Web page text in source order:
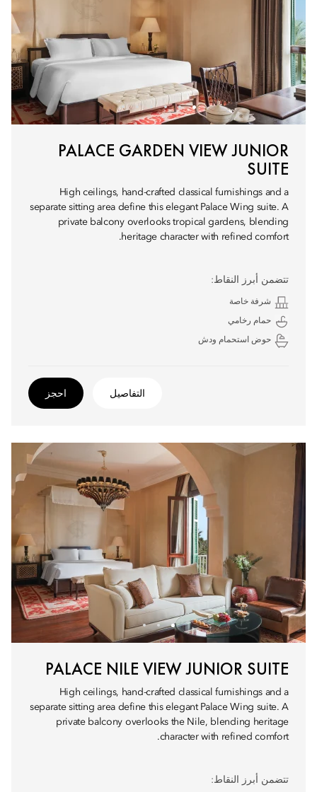
PALACE GARDEN VIEW JUNIOR
SUITE
High ceilings, hand-crafted classical furnishings and a
separate sitting area define this elegant Palace Wing suite. A
private balcony overlooks tropical gardens, blending
heritage character with refined comfort.
تتضمن أبرز النقاط:
شرفة خاصة
حمام رخامي
حوض استحمام ودش
التفاصيل احجز
PALACE NILE VIEW JUNIOR SUITE
High ceilings, hand-crafted classical furnishings and a
separate sitting area define this elegant Palace Wing suite. A
private balcony overlooks the Nile, blending heritage
character with refined comfort.
تتضمن أبرز النقاط: